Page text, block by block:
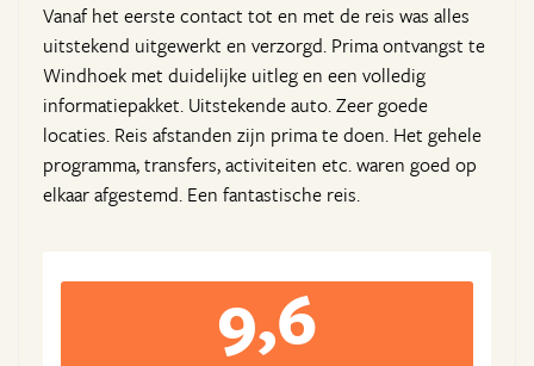
Vanaf het eerste contact tot en met de reis was alles
uitstekend uitgewerkt en verzorgd. Prima ontvangst te
Windhoek met duidelijke uitleg en een volledig
informatiepakket. Uitstekende auto. Zeer goede
locaties. Reis afstanden zijn prima te doen. Het gehele
programma, transfers, activiteiten etc. waren goed op
elkaar afgestemd. Een fantastische reis.
9,6